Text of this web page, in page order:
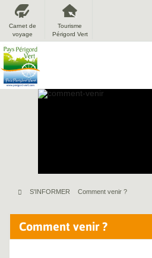
Carnet de
voyage
Tourisme
Périgord Vert
S'INFORMER Comment venir ?
Comment venir ?